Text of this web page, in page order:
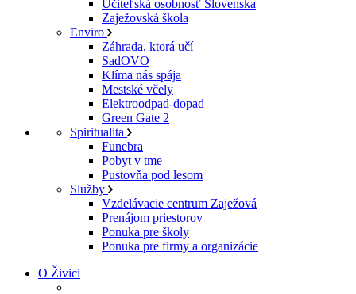
Učiteľská osobnosť Slovenska
Zaježovská škola
Enviro
Záhrada, ktorá učí
SadOVO
Klíma nás spája
Mestské včely
Elektroodpad-dopad
Green Gate 2
Spiritualita
Funebra
Pobyt v tme
Pustovňa pod lesom
Služby
Vzdelávacie centrum Zaježová
Prenájom priestorov
Ponuka pre školy
Ponuka pre firmy a organizácie
O Živici